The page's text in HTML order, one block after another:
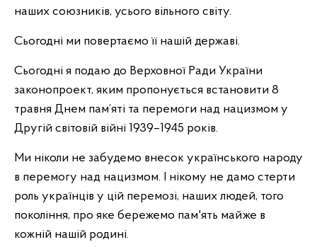
наших союзників, усього вільного світу.
Сьогодні ми повертаємо її нашій державі.
Сьогодні я подаю до Верховної Ради України
законопроект, яким пропонується встановити 8
травня Днем пам’яті та перемоги над нацизмом у
Другій світовій війні 1939–1945 років.
Ми ніколи не забудемо внесок українського народу
в перемогу над нацизмом. І нікому не дамо стерти
роль українців у цій перемозі, наших людей, того
покоління, про яке бережемо пам'ять майже в
кожній нашій родині.